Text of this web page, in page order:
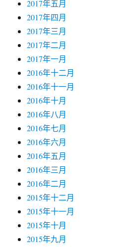
2017年五月
2017年四月
2017年三月
2017年二月
2017年一月
2016年十二月
2016年十一月
2016年十月
2016年八月
2016年七月
2016年六月
2016年五月
2016年三月
2016年二月
2015年十二月
2015年十一月
2015年十月
2015年九月